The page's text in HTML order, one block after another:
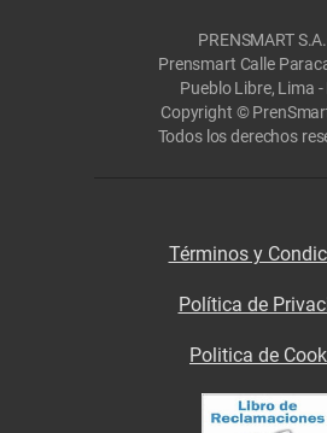
PRENSMART
Prensmart Calle
Pueblo Libre, Lima -
Copyright ©
Todos los derechos
Términos y
Política de
Politica de